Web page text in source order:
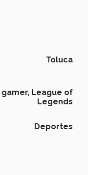
Toluca
gamer, League of
Legends
Deportes